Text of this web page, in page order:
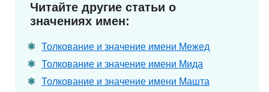
Читайте другие статьи о
значениях имен:
Толкование и значение имени Межед
Толкование и значение имени Мида
Толкование и значение имени Машта